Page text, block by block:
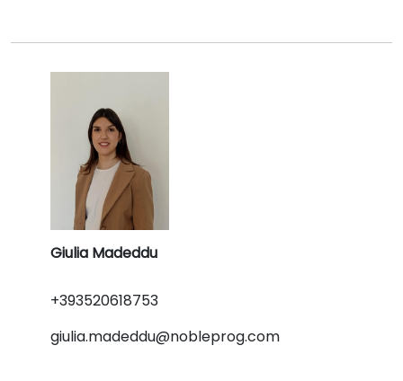
Giulia Madeddu
+393520618753
giulia.madeddu@nobleprog.com